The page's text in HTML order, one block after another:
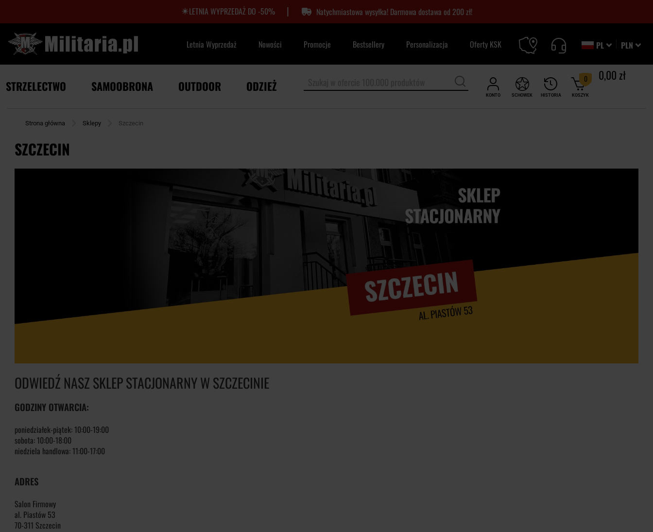
LETNIA WYPRZEDAŻ DO -50% | Natychmiastowa wysyłka! Darmowa dostawa od 200 zł!
PLN
PL
Letnia Wyprzedaż Nowości Promocje Bestsellery Personalizacja Oferty KSK
KONTO HISTORIA
SCHOWEK KOSZYK
0 0,00 zł
STRZELECTWO SAMOOBRONA OUTDOOR ODZIEŻ
Strona główna Sklepy Szczecin
SZCZECIN
ODWIEDŹ NASZ SKLEP STACJONARNY W SZCZECINIE
GODZINY OTWARCIA:
poniedziałek-piątek: 10:00-19:00
sobota: 10:00-18:00
niedziela handlowa: 11:00-17:00
ADRES
Salon Firmowy
al. Piastów 53
70-311 Szczecin